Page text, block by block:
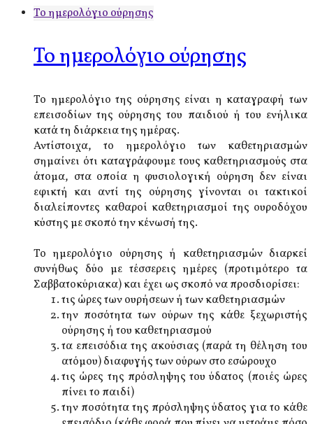
Το ημερολόγιο ούρησης
Το ημερολόγιο ούρησης
Το ημερολόγιο της ούρησης είναι η καταγραφή των
επεισοδίων της ούρησης του παιδιού ή του ενήλικα
κατά τη διάρκεια της ημέρας.
Αντίστοιχα, το ημερολόγιο των καθετηριασμών
σημαίνει ότι καταγράφουμε τους καθετηριασμούς στα
άτομα, στα οποία η φυσιολογική ούρηση δεν είναι
εφικτή και αντί της ούρησης γίνονται οι τακτικοί
διαλείποντες καθαροί καθετηριασμοί της ουροδόχου
κύστης με σκοπό την κένωσή της.
Το ημερολόγιο ούρησης ή καθετηριασμών διαρκεί
συνήθως δύο με τέσσερεις ημέρες (προτιμότερο τα
Σαββατοκύριακα) και έχει ως σκοπό να προσδιορίσει:
τις ώρες των ουρήσεων ή των καθετηριασμών
την ποσότητα των ούρων της κάθε ξεχωριστής
ούρησης ή του καθετηριασμού
τα επεισόδια της ακούσιας (παρά τη θέληση του
ατόμου) διαφυγής των ούρων στο εσώρουχο
τις ώρες της πρόσληψης του ύδατος (ποιές ώρες
πίνει το παιδί)
την ποσότητα της πρόσληψης ύδατος για το κάθε